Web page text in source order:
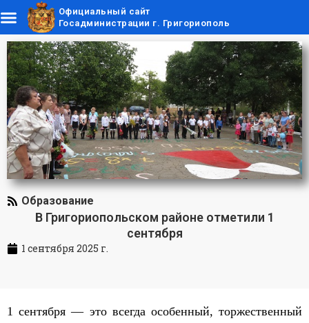
Официальный сайт
Госадминистрации г. Григориополь
Образование
В Григориопольском районе отметили 1
сентября
1 сентября 2025 г.
1 сентября — это всегда особенный, торжественный